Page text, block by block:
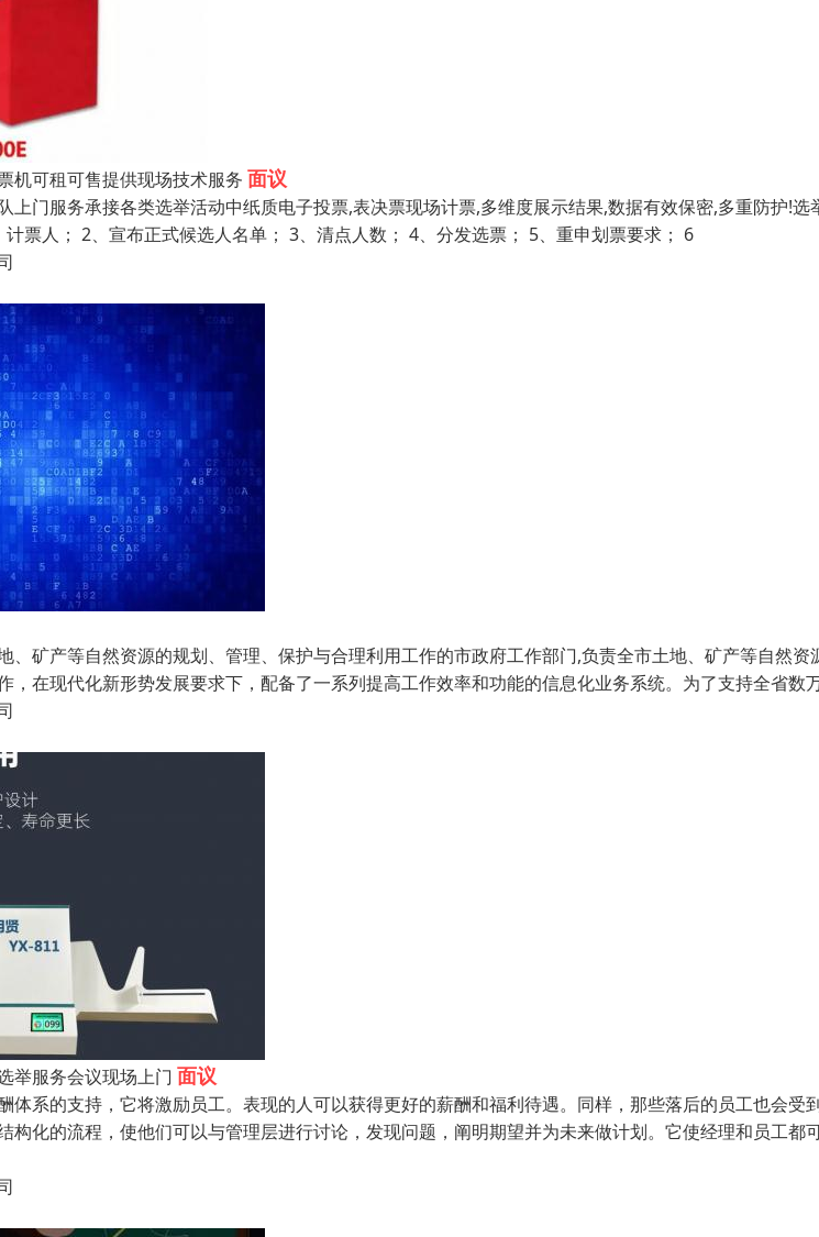
机可租可售提供现场技术服务 面议
上门服务承接各类选举活动中纸质电子投票,表决票现场计票,多维度展示结果,数据有效保密,多重防护!选
票人； 2、宣布正式候选人名单； 3、清点人数； 4、分发选票； 5、重申划票要求； 6
、矿产等自然资源的规划、管理、保护与合理利用工作的市政府工作部门,负责全市土地、矿产等自然资
，在现代化新形势发展要求下，配备了一系列提高工作效率和功能的信息化业务系统。为了支持全省数
举服务会议现场上门 面议
体系的支持，它将激励员工。表现的人可以获得更好的薪酬和福利待遇。同样，那些落后的员工也会受
构化的流程，使他们可以与管理层进行讨论，发现问题，阐明期望并为未来做计划。它使经理和员工都